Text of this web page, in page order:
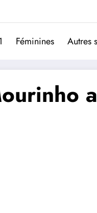
football portugais
Féminines Autres